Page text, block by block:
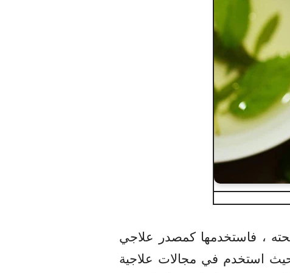
، فاستخدمها كمصدر علاجي
استخدم في مجالات علاجية